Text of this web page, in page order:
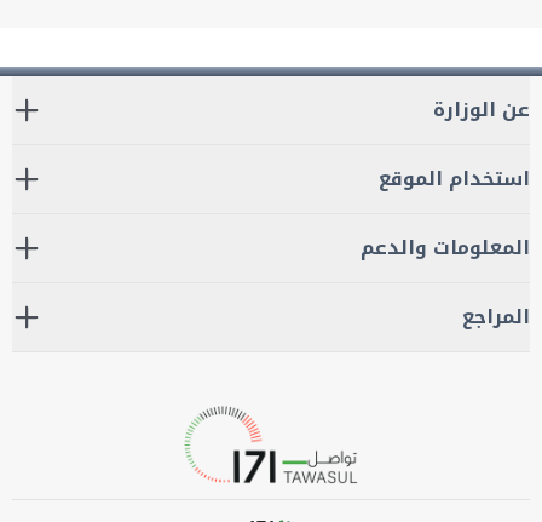
عن الوزارة
استخدام الموقع
المعلومات والدعم
المراجع